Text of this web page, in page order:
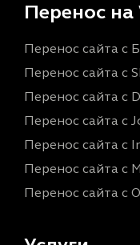
Перенос на
Перенос сайта с
Перенос сайта с
Перенос сайта с
Перенос сайта с
Перенос сайта с
Перенос сайта с
Перенос сайта с